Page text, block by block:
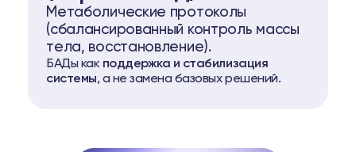
Метаболические протоколы
(сбалансированный контроль массы
тела, восстановление).
БАДы как поддержка и стабилизация
системы, а не замена базовых решений.